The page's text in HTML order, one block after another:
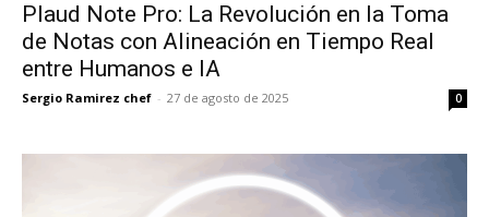
Plaud Note Pro: La Revolución en la Toma
de Notas con Alineación en Tiempo Real
entre Humanos e IA
Sergio Ramirez chef - 27 de agosto de 2025 0